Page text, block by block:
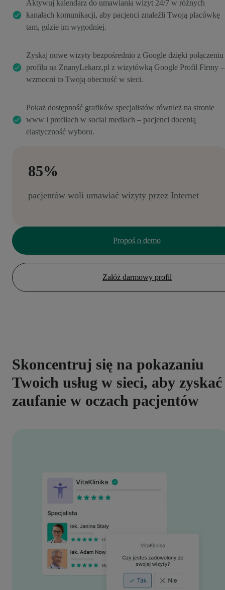
Aktywuj kalendarz do umawiania wizyt 24/7 w różnych
kanałach komunikacji, aby pacjenci znaleźli Twoją placówkę
tam, gdzie im wygodniej.
Zyskaj nowe wizyty bezpośrednio z Google dzięki połączeniu
profilu na ZnanyLekarz.pl z wizytówką Google Profil Firmy –
wzmocni to Twoją obecność w sieci.
Pokaż dostępność grafików specjalistów również na stronie
www i profilach w social mediach – pacjenci docenią
elastyczność wyboru.
85%
pacjentów woli umawiać wizyty przez Internet
Propoś o demo
Załóż darmowy profil
Skoncentruj się na pokazaniu
Twoich usług w sieci, aby zyskać
zaufanie w oczach pacjentów